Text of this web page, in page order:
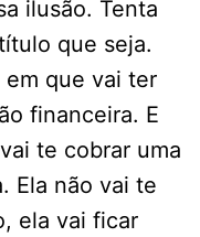
ilusão. Tenta
que seja.
que vai ter
financeira. E
te cobrar uma
Ela não vai te
ela vai ficar